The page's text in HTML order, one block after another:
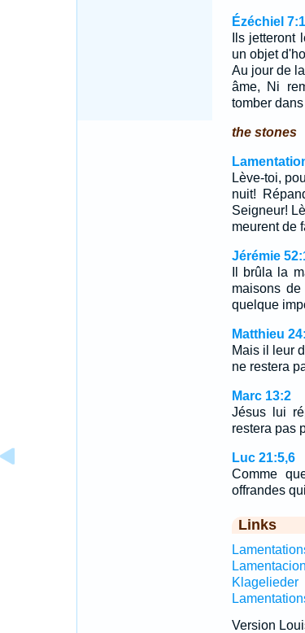
Ézéchiel
Ils
un objet
Au jour de
âme, Ni
tomber
the stones
Lève-toi,
nuit!
Seigneur!
meurent de
Jérémie
Il brûla la
maisons
quelque
Matthieu
Mais il leur
ne restera
Marc 13:2
Jésus lui
restera pas
Luc 21:5,6
Comme
offrandes
Links
Version